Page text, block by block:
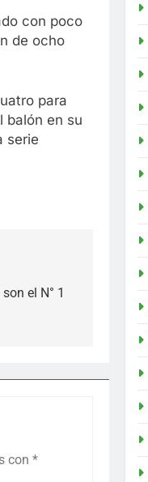
con poco
de ocho
para
balón en su
serie
el N° 1
con *